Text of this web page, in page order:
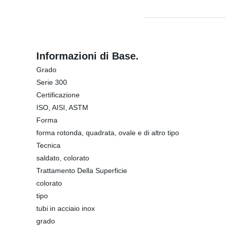
Informazioni di Base.
Grado
Serie 300
Certificazione
ISO, AISI, ASTM
Forma
forma rotonda, quadrata, ovale e di altro tipo
Tecnica
saldato, colorato
Trattamento Della Superficie
colorato
tipo
tubi in acciaio inox
grado